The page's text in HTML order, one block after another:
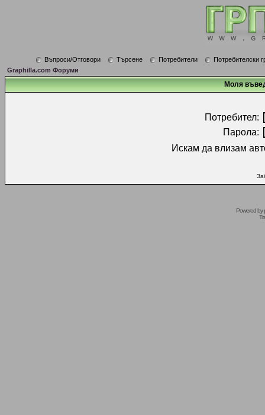
Въпроси/Отговори Търсене Потребители
Потребителски
Graphilla.com Форуми
Моля
Потребител:
Парола:
Искам да влизам
Powered by